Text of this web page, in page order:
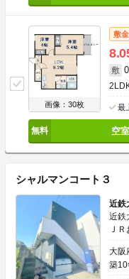
画像：30枚
敷
敷
最
空
シャルマンコート３
近鉄
近鉄
Ｊ
大阪
築10